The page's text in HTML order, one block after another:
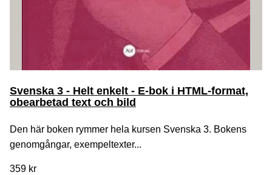
Svenska 3 - Helt enkelt - E-bok i HTML-format,
obearbetad text och bild
Den här boken rymmer hela kursen Svenska 3. Bokens
genomgångar, exempeltexter...
359 kr